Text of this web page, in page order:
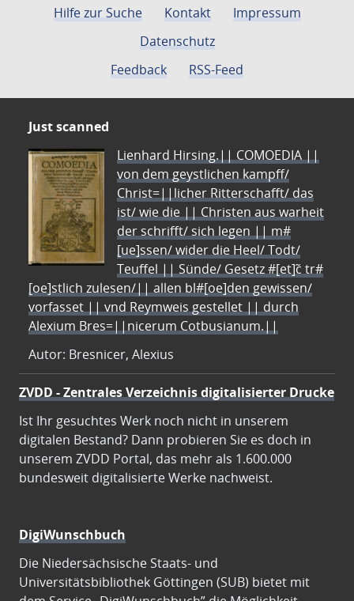
Hilfe zur Suche Kontakt
Impressum
Datenschutz
Feedback
RSS-Feed
Just scanned
Lienhard Hirsing.|| COMOEDIA ||
von dem geystlichen kampff/
Christ=||licher Ritterschafft/ das
ist/ wie die || Christen aus warheit
der schrifft/ sich legen || m#
[ue]ssen/ wider die Heel/ Todt/
Teuffel || Sünde/ Gesetz #[et]c̃ tr#
[oe]stlich zulesen/|| allen bl#[oe]den gewissen/
vorfasset || vnd Reymweis gestellet || durch
Alexium Bres=||nicerum Cotbusianum.||
Autor: Bresnicer, Alexius
ZVDD - Zentrales Verzeichnis digitalisierter Drucke
Ist Ihr gesuchtes Werk noch nicht in unserem
digitalen Bestand? Dann probieren Sie es doch in
unserem ZVDD Portal, das mehr als 1.600.000
bundesweit digitalisierte Werke nachweist.
DigiWunschbuch
Die Niedersächsische Staats- und
Universitätsbibliothek Göttingen (SUB) bietet mit